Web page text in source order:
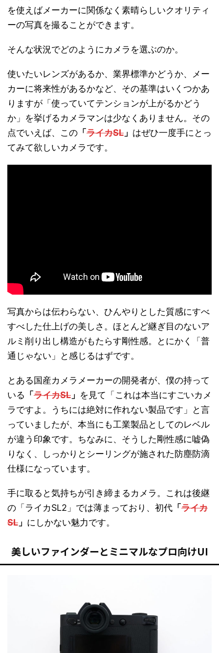
を使えばメーカーに関係なく素晴らしいクオリティ
ーの写真を撮ることができます。
そんな状況でどのようにカメラを選ぶのか。
使いたいレンズがあるか、業界標準かどうか、メー
カーに将来性があるかなど、その基準はいくつかあ
りますが「使っていてテンションが上がるかどう
か」を挙げるカメラマンは少なくありません。その
点でいえば、この 「 ライカSL 」 はぜひ一度手にとっ
てみて欲しいカメラです。
写真からは伝わらない、ひんやりとした質感にすべ
すべした仕上げの美しさ。ほとんど継ぎ目のないア
ルミ削り出し構造がもたらす剛性感。とにかく「普
通じゃない」と感じるはずです。
とある国産カメラメーカーの開発者が、僕の持って
いる 「 ライカSL 」 を見て「これは本当にすごいカメ
ラですよ。うちには絶対に作れない製品です」と言
っていましたが、本当にも工業製品としてのレベル
が違う印象です。ちなみに、そうした剛性感に嘘偽
りなく、しっかりとシーリングが施された防塵防滴
仕様になっています。
手に取ると気持ちが引き締まるカメラ。これは後継
の「ライカSL2」では薄まっており、初代 「 ライカ
SL 」 にしかない魅力です。
美しいファインダーとミニマルなプロ向けUI